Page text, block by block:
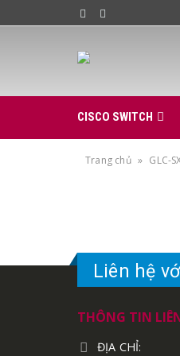
CISCO SWITCH
Trang chủ » GLC-
Liên hệ
THÔNG TIN
ĐỊA CHỈ: